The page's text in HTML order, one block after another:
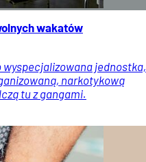
wakatów
jednostka,
narkotykową
tu z gangami.